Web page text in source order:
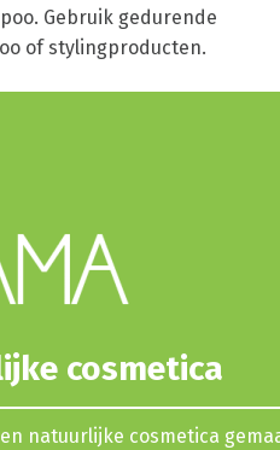
Gebruik gedurende
of stylingproducten.
cosmetica
natuurlijke cosmetica